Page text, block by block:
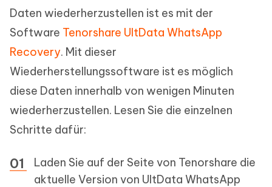
Daten wiederherzustellen ist es mit der
Software Tenorshare UltData WhatsApp
Recovery. Mit dieser
Wiederherstellungssoftware ist es möglich
diese Daten innerhalb von wenigen Minuten
wiederherzustellen. Lesen Sie die einzelnen
Schritte dafür:
Laden Sie auf der Seite von Tenorshare die
aktuelle Version von UltData WhatsApp